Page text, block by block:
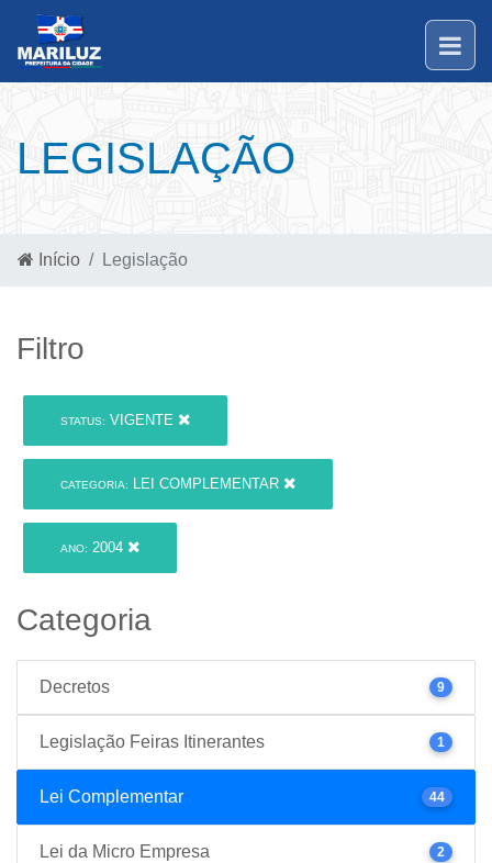
LEGISLAÇÃO
Início Legislação
Filtro
STATUS: VIGENTE
CATEGORIA: LEI COMPLEMENTAR
ANO: 2004
Categoria
Decretos 9
Legislação Feiras Itinerantes 1
Lei Complementar 44
Lei da Micro Empresa 2